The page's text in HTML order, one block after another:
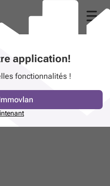
application!
fonctionnalités !